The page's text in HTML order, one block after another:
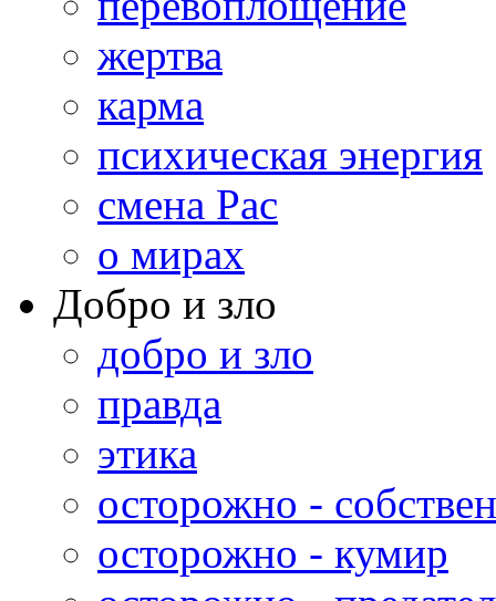
жертва
карма
психическая энергия
смена Рас
о мирах
Добро и зло
добро и зло
правда
этика
осторожно -
осторожно - кумир